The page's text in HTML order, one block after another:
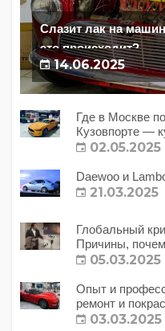
Слазит лак на
это происходит?
14.06.2025
Где в Москве
Кузовпорте —
02.05.2025
Daewoo и
21.03.2025
Глобальный
Причины,
с этим делать?
05.03.2025
Опыт и
ремонт и
03.03.2025